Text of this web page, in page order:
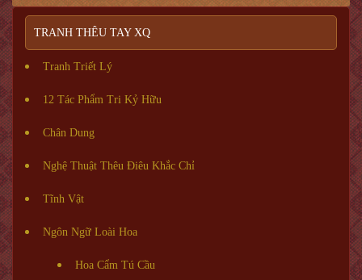
TRANH THÊU TAY XQ
Tranh Triết Lý
12 Tác Phẩm Tri Kỷ Hữu
Chân Dung
Nghệ Thuật Thêu Điêu Khắc Chỉ
Tĩnh Vật
Ngôn Ngữ Loài Hoa
Hoa Cẩm Tú Cầu